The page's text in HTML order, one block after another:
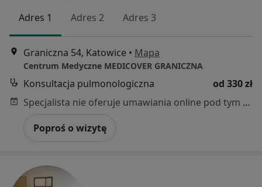
Adres 1 Adres 2 Adres 3
Graniczna 54, Katowice • Mapa
Centrum Medyczne MEDICOVER GRANICZNA
Konsultacja pulmonologiczna
od 330 zł
Specjalista nie oferuje umawiania online pod tym adresem.
Poproś o wizytę